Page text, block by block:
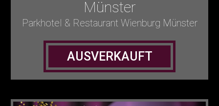
Münster
Parkhotel & Restaurant Wienburg Münster
AUSVERKAUFT